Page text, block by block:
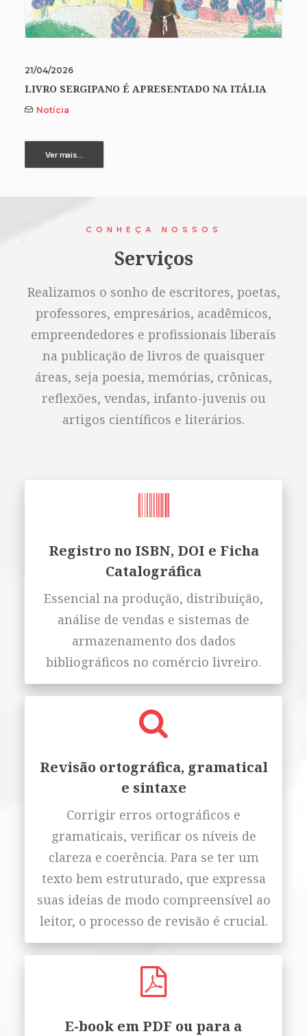
21/04/2026
LIVRO SERGIPANO É APRESENTADO NA ITÁLIA
Notícia
Ver mais...
CONHEÇA NOSSOS
Serviços
Realizamos o sonho de escritores, poetas,
professores, empresários, acadêmicos,
empreendedores e profissionais liberais
na publicação de livros de quaisquer
áreas, seja poesia, memórias, crônicas,
reflexões, vendas, infanto-juvenis ou
artigos científicos e literários.
Registro no ISBN, DOI e Ficha
Catalográfica
Essencial na produção, distribuição,
análise de vendas e sistemas de
armazenamento dos dados
bibliográficos no comércio livreiro.
Revisão ortográfica, gramatical
e sintaxe
Corrigir erros ortográficos e
gramaticais, verificar os níveis de
clareza e coerência. Para se ter um
texto bem estruturado, que expressa
suas ideias de modo compreensível ao
leitor, o processo de revisão é crucial.
E-book em PDF ou para a